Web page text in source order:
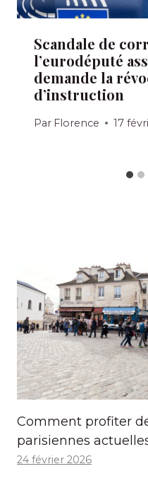
Scandale de
l’eurodéputé
demande la
d’instruction
Par Florence 17
Comment profiter
parisiennes
24 février 2026